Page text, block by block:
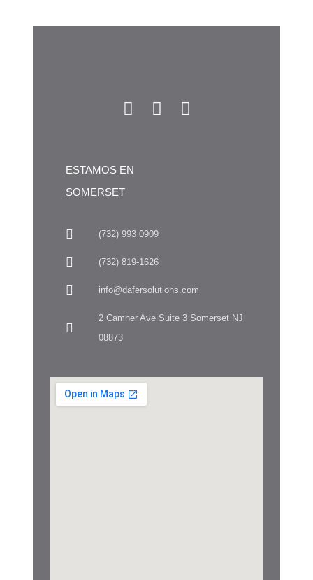
ESTAMOS EN
SOMERSET
(732) 993 0909
(732) 819-1626
info@dafersolutions.com
2 Camner Ave Suite 3 Somerset NJ
08873